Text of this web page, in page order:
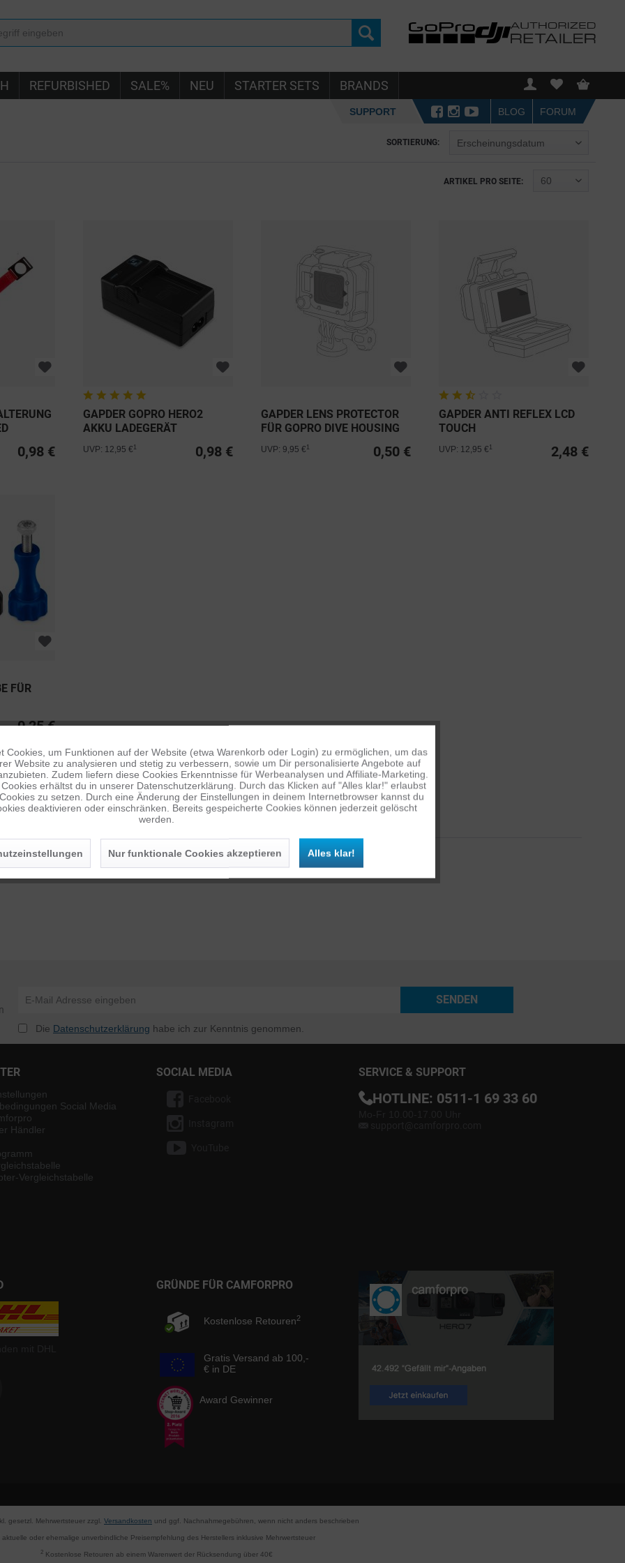
REFURBISHED SALE% NEU STARTER SETS BRANDS
SUPPORT BLOG FORUM
SORTIERUNG:
ARTIKEL PRO SEITE:
0,98 €
GAPDER GOPRO HERO2
AKKU LADEGERÄT
0,98 €
UVP: 12,95 €
GAPDER LENS PROTECTOR
FÜR GOPRO DIVE HOUSING
0,50 €
UVP: 9,95 €
GAPDER ANTI REFLEX LCD
TOUCH
2,48 €
UVP: 12,95 €
FÜR
0,25 €
SENDEN
Die Datenschutzerklärung habe ich zur Kenntnis genommen.
Social Media
Händler
Vergleichstabelle
SOCIAL MEDIA SERVICE & SUPPORT
HOTLINE: 0511-1 69 33 60
GRÜNDE FÜR CAMFORPRO
Kostenlose Retouren2
Gratis Versand ab 100,-
€ in DE
Award Gewinner
gesetzl. Mehrwertsteuer zzgl. Versandkosten und ggf. Nachnahmegebühren, wenn nicht anders beschrieben
aktuelle oder ehemalige unverbindliche Preisempfehlung des Herstellers inklusive Mehrwertsteuer
2Kostenlose Retouren ab einem Warenwert der Rücksendung über 40€
Aktiv
Inaktiv
Inaktiv
Inaktiv
Cookies, um Funktionen auf der Website (etwa Warenkorb oder Login) zu ermöglichen, um das
Website zu analysieren und stetig zu verbessern, sowie um Dir personalisierte Angebote auf
Zudem liefern diese Cookies Erkenntnisse für Werbeanalysen und Affiliate-Marketing.
erhältst du in unserer Datenschutzerklärung. Durch das Klicken auf "Alles klar!" erlaubst
zu setzen. Durch eine Änderung der Einstellungen in deinem Internetbrowser kannst du
deaktivieren oder einschränken. Bereits gespeicherte Cookies können jederzeit gelöscht
werden.
Nur funktionale Cookies akzeptieren Alles klar!